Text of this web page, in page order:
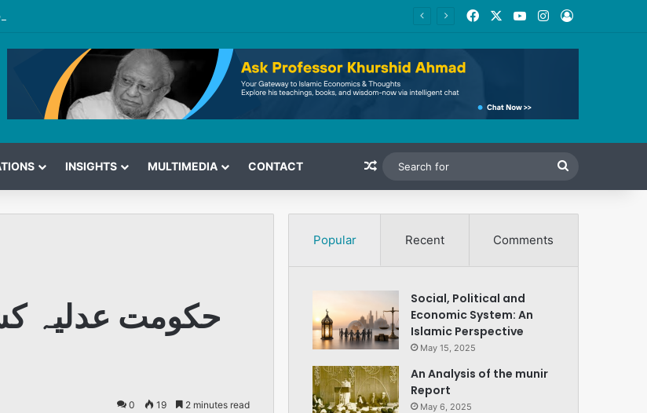
the G7 Meeting FacebookYouTubeInstagram
Log In
INSIGHTS MULTIMEDIA CONTACT Random Article
for
حکومت عدلیہ
0 19 2 minutes read
Popular Recent Comments
Social, Political and
Economic System: An
Islamic Perspective
May 15, 2025
An Analysis of the munir
Report
May 6, 2025